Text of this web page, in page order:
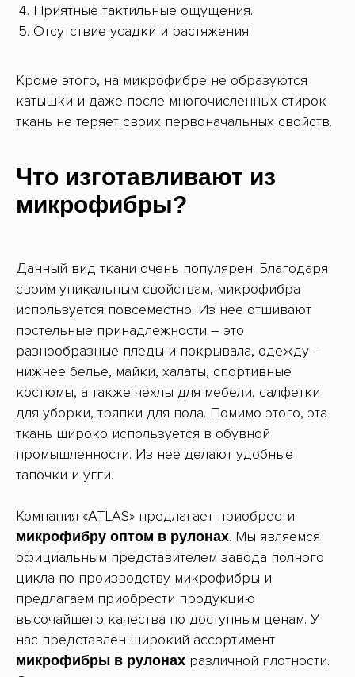
Приятные тактильные ощущения.
Отсутствие усадки и растяжения.
Кроме этого, на микрофибре не образуются
катышки и даже после многочисленных стирок
ткань не теряет своих первоначальных свойств.
Что изготавливают из
микрофибры?
Данный вид ткани очень популярен. Благодаря
своим уникальным свойствам, микрофибра
используется повсеместно. Из нее отшивают
постельные принадлежности – это
разнообразные пледы и покрывала, одежду –
нижнее белье, майки, халаты, спортивные
костюмы, а также чехлы для мебели, салфетки
для уборки, тряпки для пола. Помимо этого, эта
ткань широко используется в обувной
промышленности. Из нее делают удобные
тапочки и угги.
Компания «ATLAS» предлагает приобрести
микрофибру оптом в рулонах. Мы являемся
официальным представителем завода полного
цикла по производству микрофибры и
предлагаем приобрести продукцию
высочайшего качества по доступным ценам. У
нас представлен широкий ассортимент
микрофибры в рулонах различной плотности.